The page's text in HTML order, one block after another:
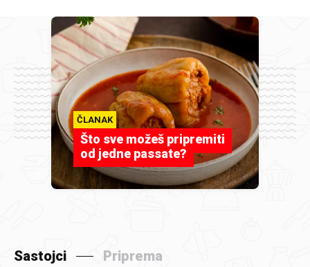
ČLANAK
Što sve možeš pripremiti
od jedne passate?
Sastojci Priprema